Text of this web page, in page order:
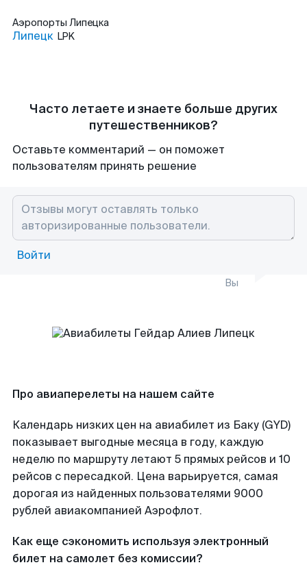
Аэропорты Липецка
Липецк LPK
Часто летаете и знаете больше других
путешественников?
Оставьте комментарий — он поможет
пользователям принять решение
Войти
Вы
Про авиаперелеты на нашем сайте
Календарь низких цен на авиабилет из Баку (GYD)
показывает выгодные месяца в году, каждую
неделю по маршруту летают 5 прямых рейсов и 10
рейсов с пересадкой. Цена варьируется, самая
дорогая из найденных пользователями 9000
рублей авиакомпанией Аэрофлот.
Как еще сэкономить используя электронный
билет на самолет без комиссии?